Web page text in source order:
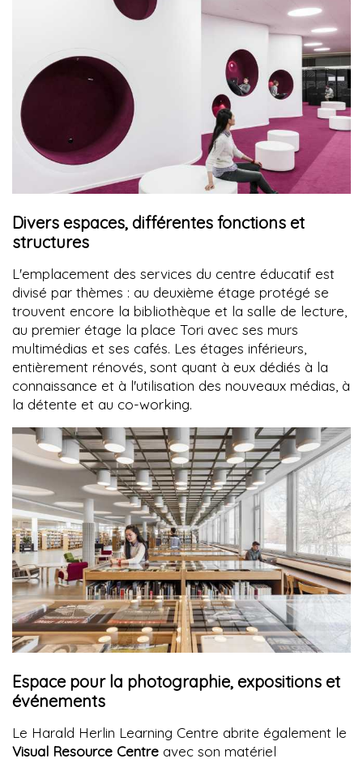
Divers espaces, différentes fonctions et
structures
L'emplacement des services du centre éducatif est
divisé par thèmes : au deuxième étage protégé se
trouvent encore la bibliothèque et la salle de lecture,
au premier étage la place Tori avec ses murs
multimédias et ses cafés. Les étages inférieurs,
entièrement rénovés, sont quant à eux dédiés à la
connaissance et à l'utilisation des nouveaux médias, à
la détente et au co-working.
Espace pour la photographie, expositions et
événements
Le Harald Herlin Learning Centre abrite également le
Visual Resource Centre avec son matériel